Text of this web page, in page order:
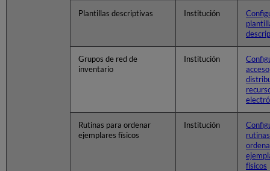
Plantillas descriptivas Institución
Grupos de red de
inventario
Institución
acceso
Rutinas para ordenar
ejemplares físicos
Institución
físicos